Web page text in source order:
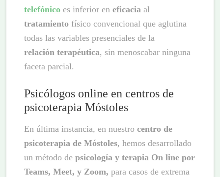
telefónico es inferior eneficacia al
tratamiento físico convencional que aglutina
todas las variables presenciales de la
relaciónterapéutica, sin menoscabar ninguna
faceta parcial.
Psicólogos online en centros de
psicoterapia Móstoles
En última instancia, en nuestrocentro de
psicoterapia de Móstoles, hemos desarrollado
un método depsicología y terapia On line por
Teams, Meet, y Zoom,para casos de extrema